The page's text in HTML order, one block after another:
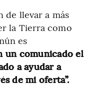
de llevar a más
la Tierra como
es
un comunicado el
a ayudar a
de mi oferta”.